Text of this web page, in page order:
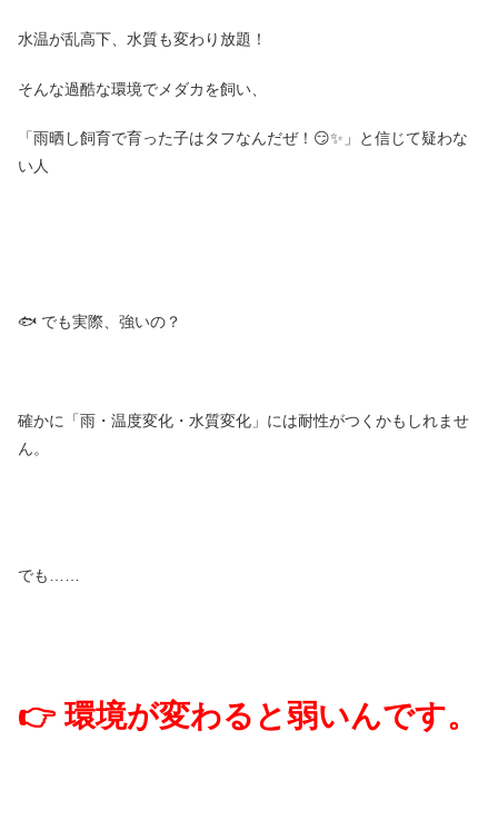
水温が乱高下、水質も変わり放題！
そんな過酷な環境でメダカを飼い、
「雨晒し飼育で育った子はタフなんだぜ！😏✨」と信じて疑わな
い人
🐟 でも実際、強いの？
確かに「雨・温度変化・水質変化」には耐性がつくかもしれませ
ん。
でも……
👉 環境が変わると弱いんです。